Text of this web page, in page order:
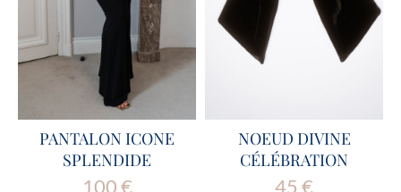
PANTALON ICONE
SPLENDIDE
100€
NOEUD DIVINE
CÉLÉBRATION
45 €